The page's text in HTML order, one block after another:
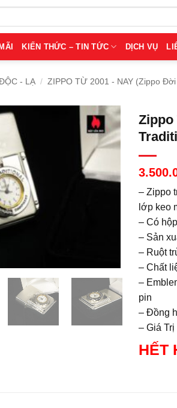
KIẾN THỨC – TIN TỨC DỊCH VỤ
- LẠ / ZIPPO TỪ 2001 - NAY (Zippo Đời
Zippo
– Zippo
lớp keo
– Có
– Sản
– Ruột
– Chất
–
pin
– Đồng
– Giá
HẾT